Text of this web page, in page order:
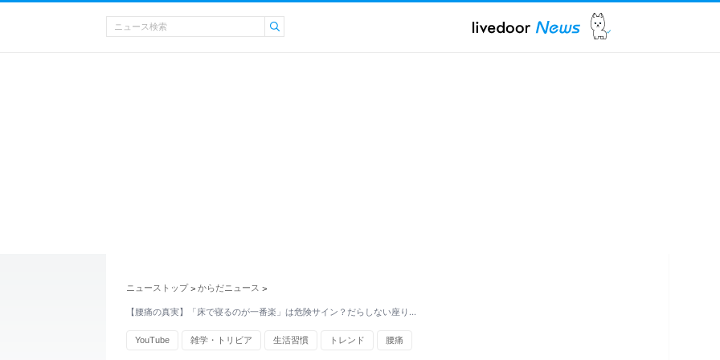
ニューストップ > からだニュース >
【腰痛の真実】「床で寝るのが一番楽」は危険サイン？だらしない座り…
YouTube 雑学・トリビア 生活習慣 トレンド 腰痛